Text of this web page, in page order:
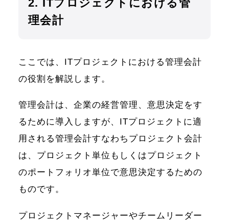
2. ITプロジェクトにおける管
理会計
ここでは、ITプロジェクトにおける管理会計
の役割を解説します。
管理会計は、企業の経営管理、意思決定をす
るために導入しますが、ITプロジェクトに適
用される管理会計すなわちプロジェクト会計
は、プロジェクト単位もしくはプロジェクト
のポートフォリオ単位で意思決定するための
ものです。
プロジェクトマネージャーやチームリーダー